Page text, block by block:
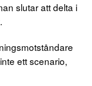
slutar att delta i
ett scenario,